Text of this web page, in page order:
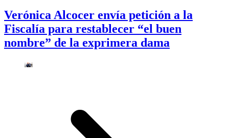
Verónica Alcocer envía petición a la
Fiscalía para restablecer “el buen
nombre” de la exprimera dama